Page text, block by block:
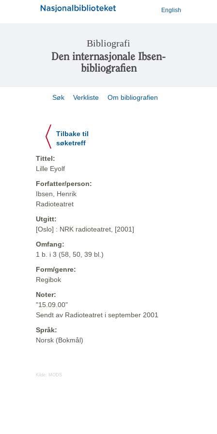
English
Bibliografi
Den internasjonale Ibsen-
bibliografien
Søk Verkliste Om bibliografien
Tilbake til
søketreff
Tittel:
Lille Eyolf
Forfatter/person:
Ibsen, Henrik
Radioteatret
Utgitt:
[Oslo] : NRK radioteatret, [2001]
Omfang:
1 b. i 3 (58, 50, 39 bl.)
Form/genre:
Regibok
Noter:
"15.09.00"
Sendt av Radioteatret i september 2001
Språk:
Norsk (Bokmål)
Kilde: MODS